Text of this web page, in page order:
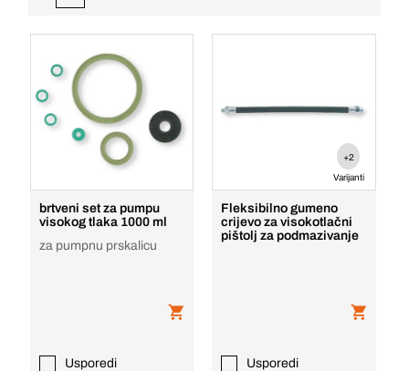
brtveni set za pumpu
visokog tlaka 1000 ml
za pumpnu prskalicu
Usporedi
+2
Varijanti
Fleksibilno gumeno
crijevo za visokotlačni
pištolj za podmazivanje
Usporedi